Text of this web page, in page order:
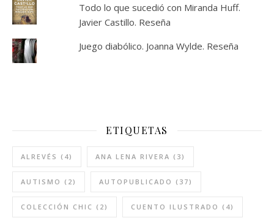
Todo lo que sucedió con Miranda Huff.
Javier Castillo. Reseña
Juego diabólico. Joanna Wylde. Reseña
ETIQUETAS
ALREVÉS (4) ANA LENA RIVERA (3)
AUTISMO (2) AUTOPUBLICADO (37)
COLECCIÓN CHIC (2) CUENTO ILUSTRADO (4)